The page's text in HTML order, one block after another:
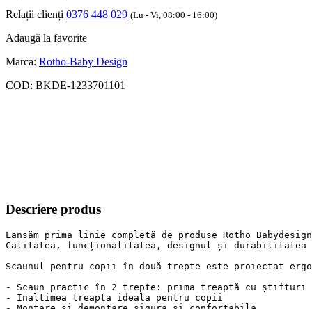
Relații clienți 0376 448 029 (Lu - Vi, 08:00 - 16:00)
Adaugă la favorite
Marca: Rotho-Baby Design
COD: BKDE-1233701101
Descriere produs
Lansăm prima linie completă de produse Rotho
Calitatea, funcționalitatea, designul și durabilitatea
Scaunul pentru copii în două trepte este proiectat
- Scaun practic în 2 trepte: prima treaptă cu știfturi
- Inaltimea treapta ideala pentru copii